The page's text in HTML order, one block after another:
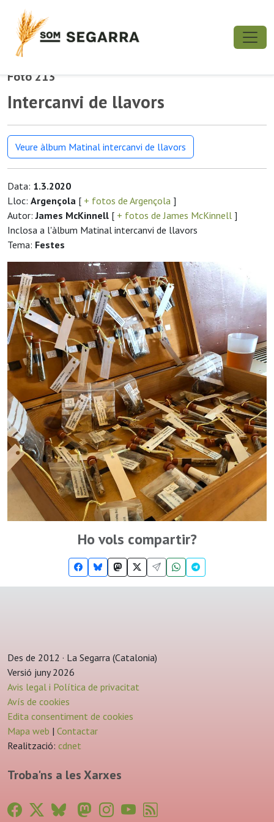
Foto 213
Intercanvi de llavors
Veure àlbum Matinal intercanvi de llavors
Data: 1.3.2020
Lloc: Argençola [ + fotos de Argençola ]
Autor:James McKinnell [ + fotos de James McKinnell ]
Inclosa a l'àlbum Matinal intercanvi de llavors
Tema: Festes
Ho vols compartir?
Des de 2012 · La Segarra (Catalonia)
Versió juny 2026
Avis legal i Política de privacitat
Avís de cookies
Edita consentiment de cookies
Mapa web | Contactar
Realització: cdnet
Troba'ns a les Xarxes